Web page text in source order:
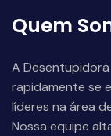
Quem
A Desentupidora
rapidamente se
líderes na área
Nossa equipe